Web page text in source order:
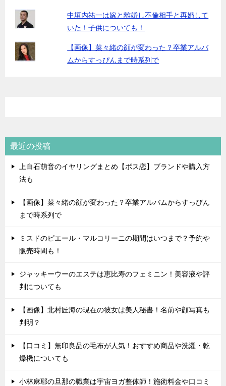
中垣内祐一は嫁と離婚し不倫相手と再婚して
いた！子供についても！
【画像】菜々緒の顔が変わった？卒業アルバ
ムからすっぴんまで時系列で
最近の投稿
上白石萌音のイヤリングまとめ【ボス恋】ブランドや購入方
法も
【画像】菜々緒の顔が変わった？卒業アルバムからすっぴん
まで時系列で
ミスドのピエール・マルコリーニの期間はいつまで？予約や
販売時間も！
ジャッキーウーのエステは恵比寿のフェミニン！美容液や評
判についても
【画像】北村匠海の現在の彼女は美人秘書！名前や顔写真も
判明？
【口コミ】無印良品の毛布が人気！おすすめ商品や洗濯・乾
燥機についても
小林麻耶の旦那の職業は宇宙ヨガ整体師！施術料金や口コミ